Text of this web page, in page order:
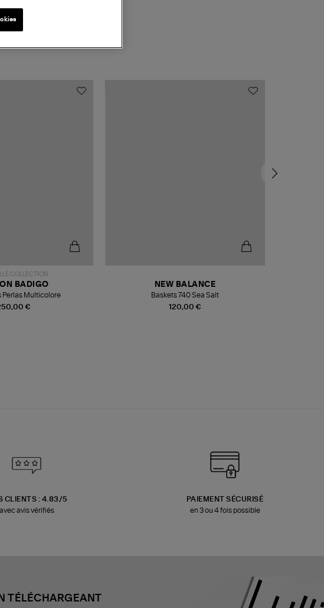
COLLECTION
€
BADIGO
Perlas Multicolore
120,00 €
NEW BALANCE
Baskets 740 Sea Salt
CLIENTS : 4.83/5
avec avis vérifiés
PAIEMENT SÉCURISÉ
en 3 ou 4 fois possible
TÉLÉCHARGEANT